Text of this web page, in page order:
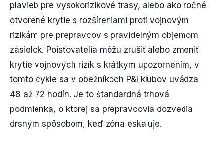
plavieb pre vysokorizikové trasy, alebo ako ročné
otvorené krytie s rozšíreniami proti vojnovým
rizikám pre prepravcov s pravidelným objemom
zásielok. Poisťovatelia môžu zrušiť alebo zmeniť
krytie vojnových rizík s krátkym upozornením, v
tomto cykle sa v obežníkoch P&I klubov uvádza
48 až 72 hodín. Je to štandardná trhová
podmienka, o ktorej sa prepravcovia dozvedia
drsným spôsobom, keď zóna eskaluje.